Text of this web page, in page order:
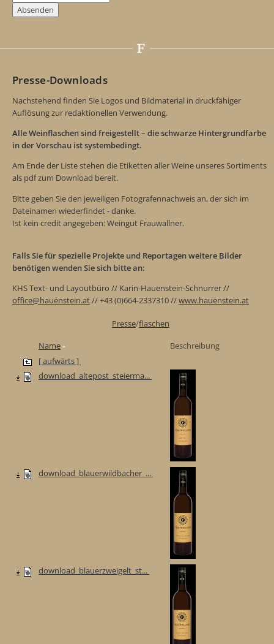
Presse-Downloads
Nachstehend finden Sie Logos und Bildmaterial in druckfähiger
Auflösung zur redaktionellen Verwendung.
Alle Weinflaschen sind freigestellt – die schwarze Hintergrundfarbe
in der Vorschau ist systembedingt.
Am Ende der Liste stehen die Etiketten aller Weine unseres Sortiments
als pdf zum Download bereit.
Bitte geben Sie den jeweiligen Fotografennachweis an, der sich im
Dateinamen wiederfindet - danke.
Ist kein credit angegeben: Weingut Frauwallner.
Falls Sie für spezielle Projekte und Reportagen weitere Bilder
benötigen wenden Sie sich bitte an:
KHS Text- und Layoutbüro // Karin-Hauenstein-Schnurrer //
office@hauenstein.at// +43 (0)664-2337310 //www.hauenstein.at
Presse/flaschen
Name
Beschreibung
[ aufwärts ]
download_altepost_steierma...
download_blauerwildbacher_...
download_blauerzweigelt_st...